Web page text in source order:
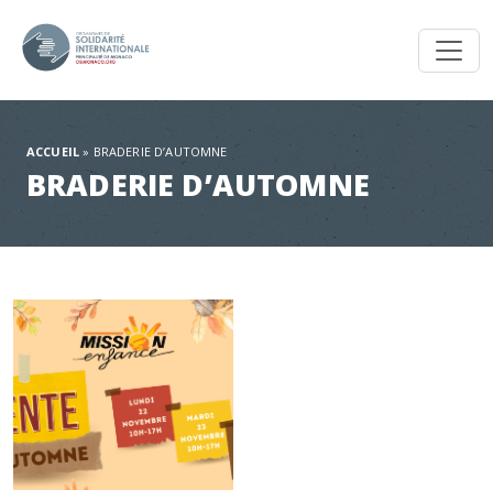
ACCUEIL » BRADERIE D’AUTOMNE
BRADERIE D’AUTOMNE